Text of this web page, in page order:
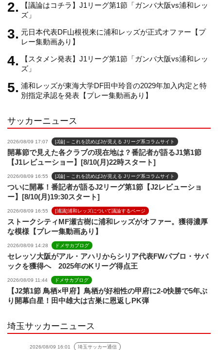
a
n
n
e
【議論はコチラ】J1リーグ第1節「ガンバ大阪vs浦和レッ
ズ」
元日本代表DF山根視来に浦和レッズが正式オファー【プ
レー集動画あり】
【スタメン発表】J1リーグ第1節「ガンバ大阪vs浦和レッ
ズ」
浦和レッズが東海大学DF田中玲音の2029年加入内定と特
別指定承認を発表【プレー集動画あり】
サッカーニュース
2026/08/09 17:07 [J論] – これを読めばJが見える Jリーグ系コラムサイト
開幕節で見えた各クラブの現在地は？番記者が語るJ1第1節
【J1レビューショー】[8/10(月)22時スタート]
2026/08/09 16:55 [J論] – これを読めばJが見える Jリーグ系コラムサイト
ついに開幕！番記者が語るJ2リーグ第1節【J2レビューショ
ー】[8/10(月)19:30スタート]
2026/08/09 16:55 [浦議]浦和レッズについて議論するページ
ストークシティMF瀬古樹に浦和レッズがオファー。獲得濃厚
な模様【プレー集動画あり】
2026/08/09 14:28 ドメサカブログ
セレッソ大阪がアル・アハリからシリア代表FWパブロ・サバ
ックを獲得へ 2025年のKリーグ得点王
2026/08/09 11:44 ドメサカブログ
【J2第1節 鳥栖×甲府】鳥栖が好相性の甲府に2-0快勝で5年ぶ
り開幕白星！田中雄大は古巣に恩返しPK弾
埼玉サッカーニュース
2026/08/09 16:01 埼玉サッカー通信